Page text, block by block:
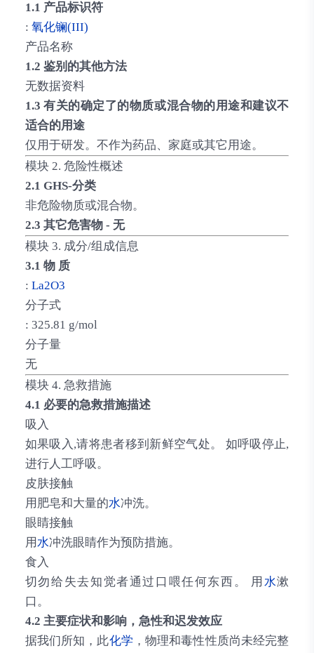
1.1 产品标识符
: 氧化镧(III)
产品名称
1.2 鉴别的其他方法
无数据资料
1.3 有关的确定了的物质或混合物的用途和建议不
适合的用途
仅用于研发。不作为药品、家庭或其它用途。
模块 2. 危险性概述
2.1 GHS-分类
非危险物质或混合物。
2.3 其它危害物 - 无
模块 3. 成分/组成信息
3.1 物 质
: La2O3
分子式
: 325.81 g/mol
分子量
无
模块 4. 急救措施
4.1 必要的急救措施描述
吸入
如果吸入,请将患者移到新鲜空气处。 如呼吸停止,
进行人工呼吸。
皮肤接触
用肥皂和大量的水冲洗。
眼睛接触
用水冲洗眼睛作为预防措施。
食入
切勿给失去知觉者通过口喂任何东西。 用 水漱
口。
4.2 主要症状和影响，急性和迟发效应
据我们所知，此化学 ，物理和毒性性质尚未经完整